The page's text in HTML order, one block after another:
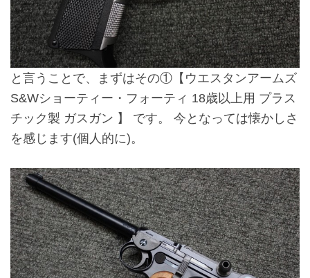
と言うことで、まずはその① 【ウエスタンアームズ
S&Wショーティー・フォーティ 18歳以上用 プラス
チック製 ガスガン 】
です。 今となっては懐かしさ
を感じます(個人的に)。